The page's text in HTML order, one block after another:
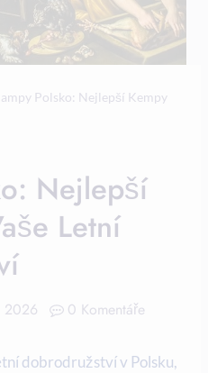
Polsko: Nejlepší Kempy
Nejlepší
Letní
2026 0 Komentáře
dobrodružství ‌v Polsku,